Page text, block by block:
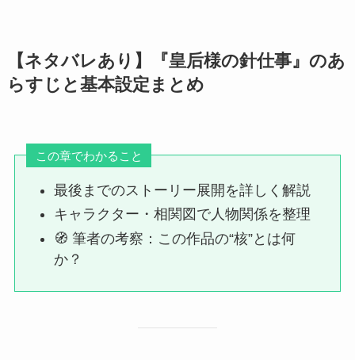
【ネタバレあり】『皇后様の針仕事』のあ
らすじと基本設定まとめ
この章でわかること
最後までのストーリー展開を詳しく解説
キャラクター・相関図で人物関係を整理
🧭 筆者の考察：この作品の“核”とは何
か？